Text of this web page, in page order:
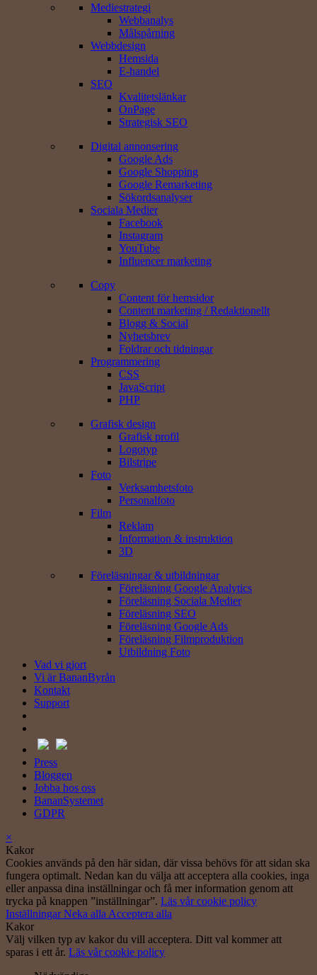
Mediestrategi
Webbanalys
Målspårning
Webbdesign
Hemsida
E-handel
SEO
Kvalitetslänkar
OnPage
Strategisk SEO
Digital annonsering
Google Ads
Google Shopping
Google Remarketing
Sökords­analyser
Sociala Medier
Facebook
Instagram
YouTube
Influencer marketing
Copy
Content för hemsidor
Content marketing / Redaktionellt
Blogg & Social
Nyhetsbrev
Foldrar och tidningar
Programmering
CSS
JavaScript
PHP
Grafisk design
Grafisk profil
Logotyp
Bilstripe
Foto
Verksamhets­foto
Personal­foto
Film
Reklam
Information & instruktion
3D
Föreläsningar & utbildningar
Föreläsning Google Analytics
Föreläsning Sociala Medier
Föreläsning SEO
Föreläsning Google Ads
Föreläsning Filmproduktion
Utbildning Foto
Vad vi gjort
Vi är BananByrån
Kontakt
Support
Press
Bloggen
Jobba hos oss
BananSystemet
GDPR
×
Kakor
Cookies används på den här sidan, där vissa behövs för att sidan ska
fungera optimalt. Nedan kan du välja att acceptera alla cookies, inga
eller anpassa dina inställningar och få mer information genom att
trycka på knappen ”inställningar”. Läs vår cookie policy
InställningarNeka alla Acceptera alla
Kakor
Välj vilken typ av kakor du vill acceptera. Ditt val kommer att
sparas i ett år. Läs vår cookie policy